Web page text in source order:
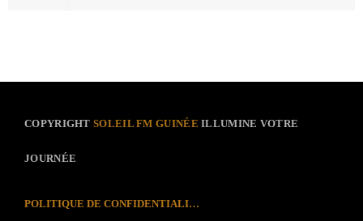
COPYRIGHTSOLEIL FM GUINÉE ILLUMINE VOTRE
JOURNÉE
POLITIQUE DE CONFIDENTIALITÉ